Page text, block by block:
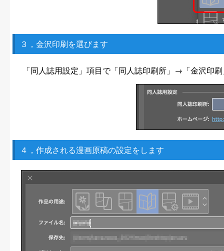
３，金沢印刷を選びます
「同人誌用設定」項目で「同人誌印刷所」→「金沢印
４，作成される漫画原稿の設定をします